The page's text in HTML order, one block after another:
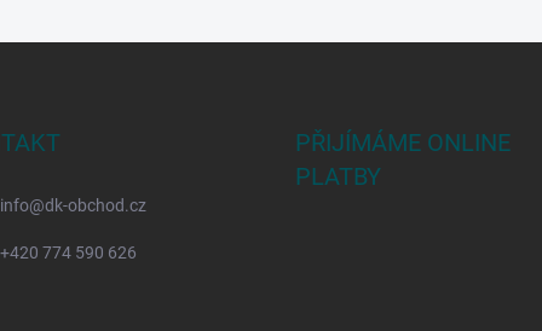
info@dk-obchod.cz
+420 774 590 626
PŘIJÍMÁME ONLINE
PLATBY